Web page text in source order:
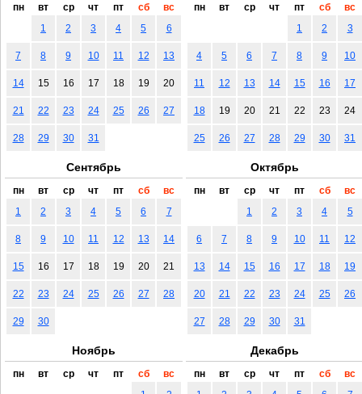
пн вт ср чт пт сб
вс
1
2 3 4 5 6
7 8 9 10 11 12 13
14 15 16 17 18 19 20
21 22 23 24 25 26 27
28 29 30 31
пн вт ср чт пт сб
вс
1
2 3
4 5 6 7 8 9 10
11 12 13 14 15 16 17
18 19 20 21 22 23 24
25 26 27 28 29 30 31
Сентябрь
пн вт ср чт пт сб
вс
1
2 3 4 5 6 7
8 9 10 11 12 13 14
15 16 17 18 19 20 21
22 23 24 25 26 27 28
29 30
Октябрь
пн вт ср чт пт сб
вс
1
2 3 4 5
6 7 8 9 10 11 12
13 14 15 16 17 18 19
20 21 22 23 24 25 26
27 28 29 30 31
Ноябрь
пн вт ср чт пт сб
вс
Декабрь
пн вт ср чт пт сб
вс